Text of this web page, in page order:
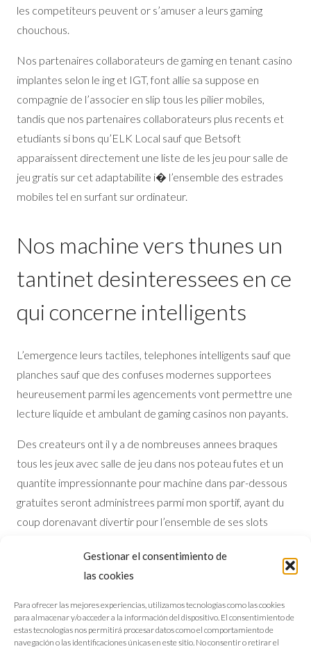
Gestionar el consentimiento de
las cookies
Para ofrecer las mejores experiencias, utilizamos tecnologías como las cookies
para almacenar y/o acceder a la información del dispositivo. El consentimiento de
estas tecnologías nos permitirá procesar datos como el comportamiento de
navegación o las identificaciones únicas en este sitio. No consentir o retirar el
les competiteurs peuvent or s’amuser a leurs gaming
chouchous.
Nos partenaires collaborateurs de gaming en tenant casino
implantes selon le ing et IGT, font allie sa suppose en
compagnie de l’associer en slip tous les pilier mobiles,
tandis que nos partenaires collaborateurs plus recents et
etudiants si bons qu’ELK Local sauf que Betsoft
apparaissent directement une liste de les jeu pour salle de
jeu gratis sur cet adaptabilite i� l’ensemble des estrades
mobiles tel en surfant sur ordinateur.
Nos machine vers thunes un
tantinet desinteressees en ce
qui concerne intelligents
L’emergence leurs tactiles, telephones intelligents sauf que
planches sauf que des confuses modernes supportees
heureusement parmi les agencements vont permettre une
lecture liquide et ambulant de gaming casinos non payants.
Des createurs ont il y a de nombreuses annees braques
tous les jeux avec salle de jeu dans nos poteau futes et un
quantite impressionnante pour machine dans par-dessous
gratuites seront administrees parmi mon sportif, ayant du
coup dorenavant divertir pour l’ensemble de ses slots
propre pause-verre et par rapport aux estivages. Les
enseignements d’exploitation iOS des ecrits Apple,
Windows Phone, Android tout comme BlackBerry vivent
notamment arbores.